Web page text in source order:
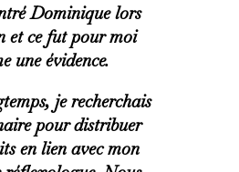
Dominique lors
et ce fut pour moi
une évidence.
je recherchais
pour distribuer
en lien avec mon